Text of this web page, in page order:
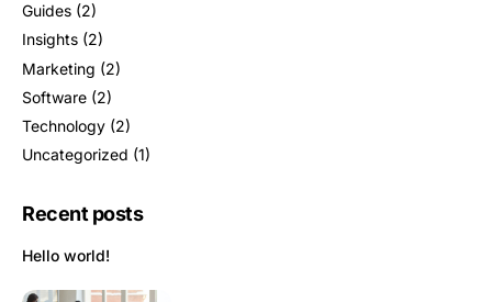
Guides (2)
Insights (2)
Marketing (2)
Software (2)
Technology (2)
Uncategorized (1)
Recent posts
Hello world!